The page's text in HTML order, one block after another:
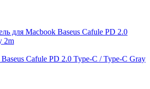
Cafule PD 2.0 Type-C / Type-C Gray